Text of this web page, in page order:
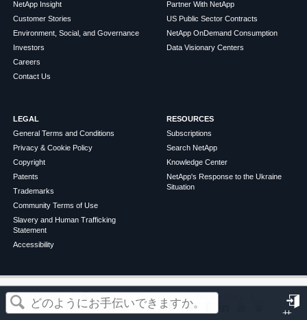
サ
この記事は役に立ちましたか？
NetApp Insight
Customer Stories
Environment, Social, and Governance
Investors
Careers
Contact Us
Partner With NetApp
US Public Sector Contracts
NetApp OnDemand Consumption
Data Visionary Centers
LEGAL
General Terms and Conditions
Privacy & Cookie Policy
Copyright
Patents
Trademarks
Community Terms of Use
Slavery and Human Trafficking
Statement
Accessibility
RESOURCES
Subscriptions
Search NetApp
Knowledge Center
NetApp's Response to the Ukraine
Situation
©2026NetApp English Terms of Use
Privacy Policy
Cookie Policy
Cookie Settings